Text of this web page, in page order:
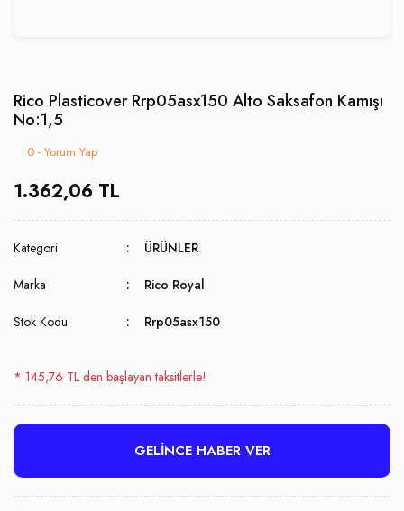
Rico Plasticover Rrp05asx150 Alto Saksafon Kamışı
No:1,5
0 - Yorum Yap
1.362,06 TL
Kategori ÜRÜNLER
Marka Rico Royal
Stok Kodu Rrp05asx150
* 145,76 TL den başlayan taksitlerle!
GELİNCE HABER VER